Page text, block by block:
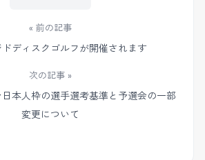
« 前の記事
ディスクゴルフが開催されます
次の記事 »
本人枠の選手選考基準と予選会の一部
変更について